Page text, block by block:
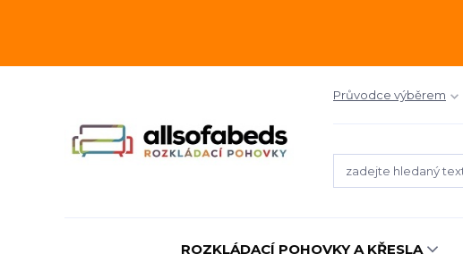
Průvodce výběrem
ROZKLÁDACÍ POHOVKY A KŘESLA